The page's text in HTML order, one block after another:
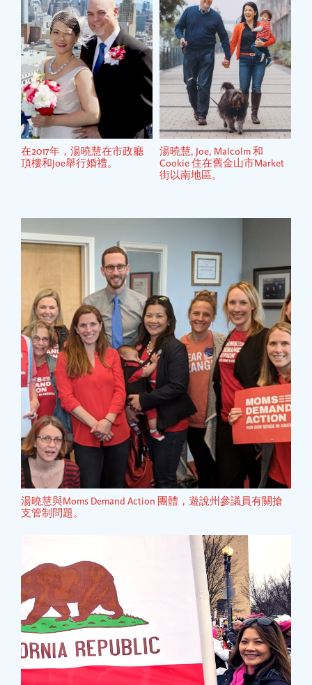
在2017年，湯曉慧在市政廳
頂樓和Joe舉行婚禮。
湯曉慧, Joe, Malcolm 和
Cookie 住在舊金山市Market
街以南地區。
湯曉慧與Moms Demand Action 團體，遊說州參議員有關搶
支管制問題。